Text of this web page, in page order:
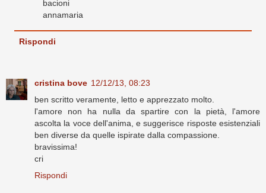
bacioni
annamaria
Rispondi
cristina bove 12/12/13, 08:23
ben scritto veramente, letto e apprezzato molto.
l'amore non ha nulla da spartire con la pietà, l'amore
ascolta la voce dell'anima, e suggerisce risposte esistenziali
ben diverse da quelle ispirate dalla compassione.
bravissima!
cri
Rispondi